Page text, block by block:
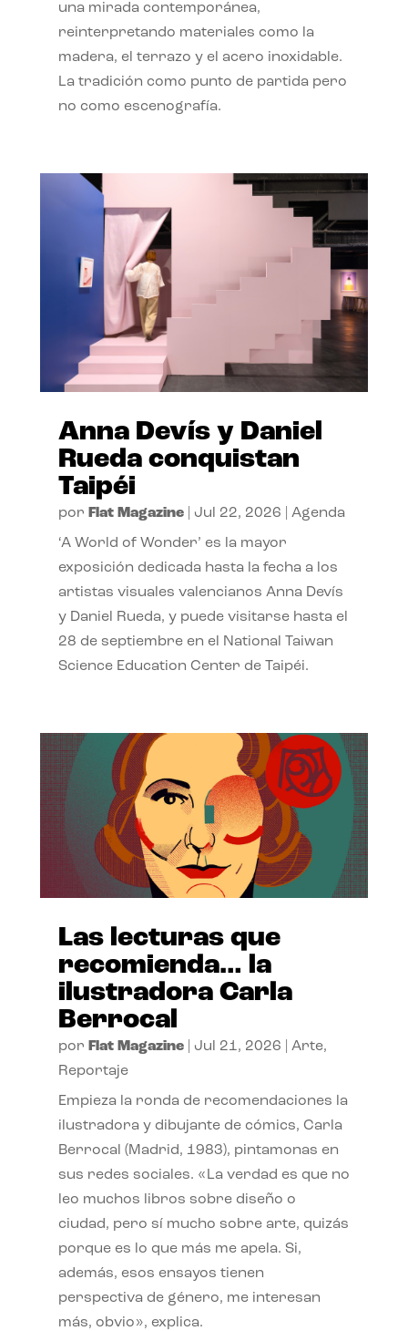
una mirada contemporánea,
reinterpretando materiales como la
madera, el terrazo y el acero inoxidable.
La tradición como punto de partida pero
no como escenografía.
Anna Devís y Daniel
Rueda conquistan
Taipéi
por Flat Magazine| Jul 22, 2026 Agenda
‘A World of Wonder’ es la mayor
exposición dedicada hasta la fecha a los
artistas visuales valencianos Anna Devís
y Daniel Rueda, y puede visitarse hasta el
28 de septiembre en el National Taiwan
Science Education Center de Taipéi.
Las lecturas que
recomienda… la
ilustradora Carla
Berrocal
por Flat Magazine| Jul 21, 2026 Arte,
Reportaje
Empieza la ronda de recomendaciones la
ilustradora y dibujante de cómics, Carla
Berrocal (Madrid, 1983), pintamonas en
sus redes sociales. «La verdad es que no
leo muchos libros sobre diseño o
ciudad, pero sí mucho sobre arte, quizás
porque es lo que más me apela. Si,
además, esos ensayos tienen
perspectiva de género, me interesan
más, obvio», explica.